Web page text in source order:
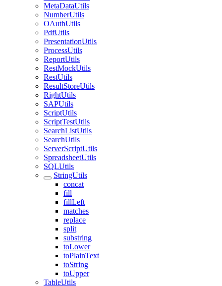
MetaDataUtils
NumberUtils
OAuthUtils
PdfUtils
PresentationUtils
ProcessUtils
ReportUtils
RestMockUtils
RestUtils
ResultStoreUtils
RightUtils
SAPUtils
ScriptUtils
ScriptTestUtils
SearchListUtils
SearchUtils
ServerScriptUtils
SpreadsheetUtils
SQLUtils
StringUtils
concat
fill
fillLeft
matches
replace
split
substring
toLower
toPlainText
toString
toUpper
TableUtils